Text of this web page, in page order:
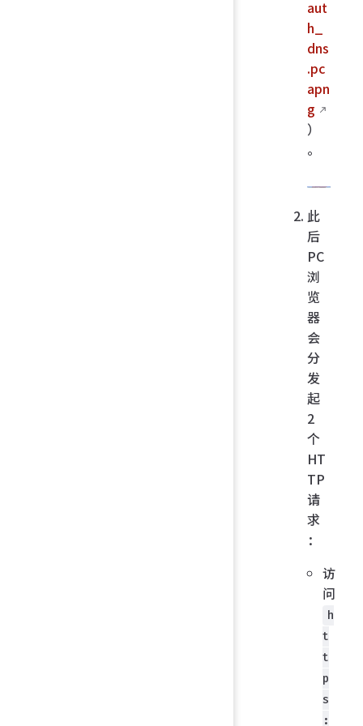
aut
h_
dns
.pc
apn
g
）
。
此
后
PC
浏
览
器
会
分
发
起
2
个
HT
TP
请
求
：
访
问
h
t
t
p
s
: